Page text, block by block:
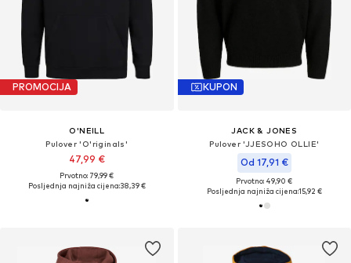
PROMOCIJA
O'NEILL
Pulover 'O'riginals'
47,99 €
Prvotno: 79,99 €
Posljednja najniža cijena:38,39 €
KUPON
JACK & JONES
Pulover 'JJESOHO OLLIE'
Od 17,91 €
Prvotno: 49,90 €
Posljednja najniža cijena:15,92 €